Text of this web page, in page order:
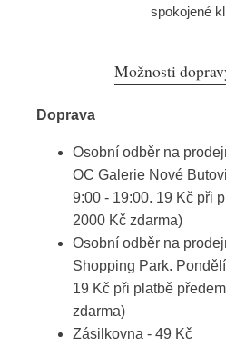
spokojené
Možnosti
Doprava
Osobní odběr na
OC Galerie Nové
9:00 - 19:00. 19 Kč při
2000 Kč zdarma)
Osobní odběr na
Shopping Park.
19 Kč při platbě
zdarma)
Zásilkovna - 49 Kč